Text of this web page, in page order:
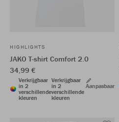
HIGHLIGHTS
JAKO T-shirt Comfort 2.0
34,99 €
Verkrijgbaar
in 2
verschillende
kleuren
Verkrijgbaar
in 2
verschillende
kleuren
Aanpasbaar